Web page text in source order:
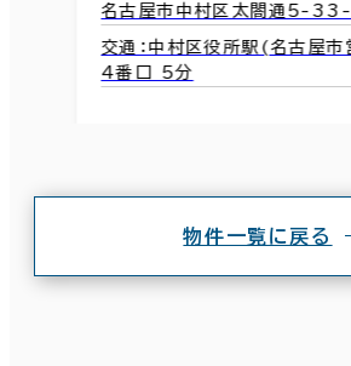
名古屋市中村区太閤通5-33-
交通：中村区役所駅(名古屋市
4番口 5分
物件一覧に戻る